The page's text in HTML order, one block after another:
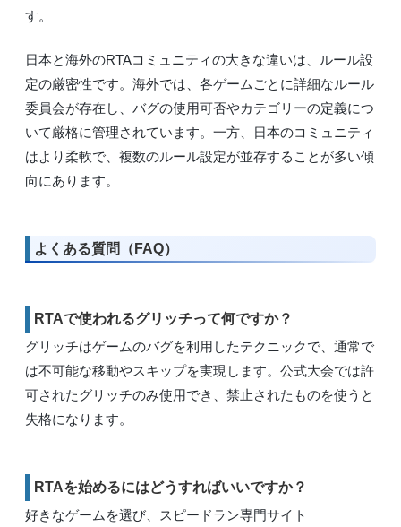
す。
日本と海外のRTAコミュニティの大きな違いは、ルール設
定の厳密性です。海外では、各ゲームごとに詳細なルール
委員会が存在し、バグの使用可否やカテゴリーの定義につ
いて厳格に管理されています。一方、日本のコミュニティ
はより柔軟で、複数のルール設定が並存することが多い傾
向にあります。
よくある質問（FAQ）
RTAで使われるグリッチって何ですか？
グリッチはゲームのバグを利用したテクニックで、通常で
は不可能な移動やスキップを実現します。公式大会では許
可されたグリッチのみ使用でき、禁止されたものを使うと
失格になります。
RTAを始めるにはどうすればいいですか？
好きなゲームを選び、スピードラン専門サイト